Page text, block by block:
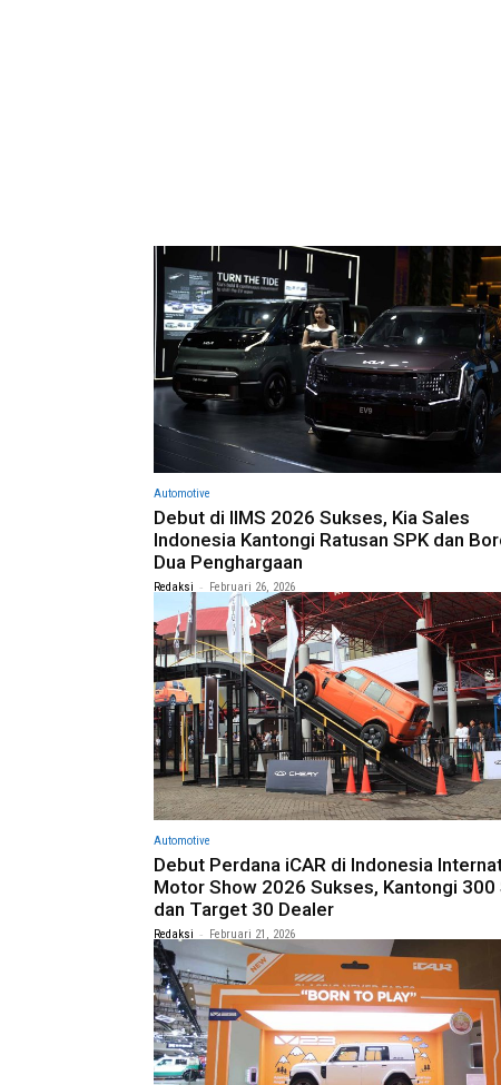
Automotive
Debut di IIMS 2026 Sukses, Kia Sales
Indonesia Kantongi Ratusan SPK dan
Dua Penghargaan
Redaksi - Februari 26, 2026
Automotive
Debut Perdana iCAR di Indonesia
Motor Show 2026 Sukses, Kantongi 300
dan Target 30 Dealer
Redaksi - Februari 21, 2026